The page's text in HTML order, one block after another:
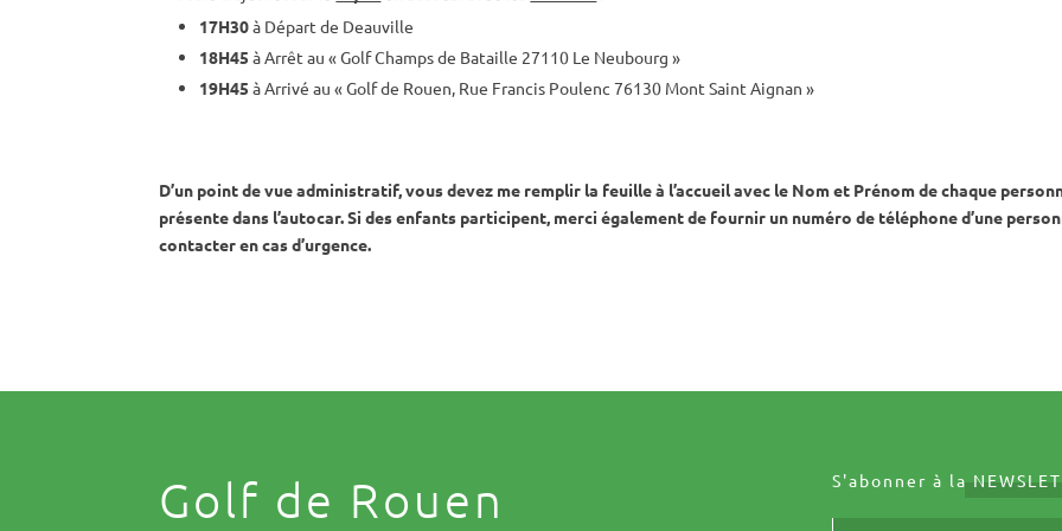
17H30à Départ de Deauville
18H45 à Arrêt au « Golf Champs de Bataille 27110 Le Neubourg »
19H45 à Arrivé au « Golf de Rouen, Rue Francis Poulenc 76130 Mont Saint Aignan »
D’un point de vue administratif, vous devez me remplir la feuille à l’accueil avec le Nom et Prénom de chaque
présente dans l’autocar. Si des enfants participent, merci également de fournir un numéro de téléphone d’une
contacter en cas d’urgence.
Golf de Rouen S'abonner à la